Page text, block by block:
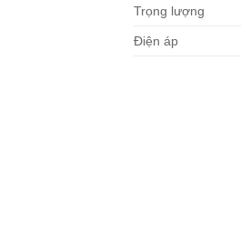
Trọng lượng
Điện áp